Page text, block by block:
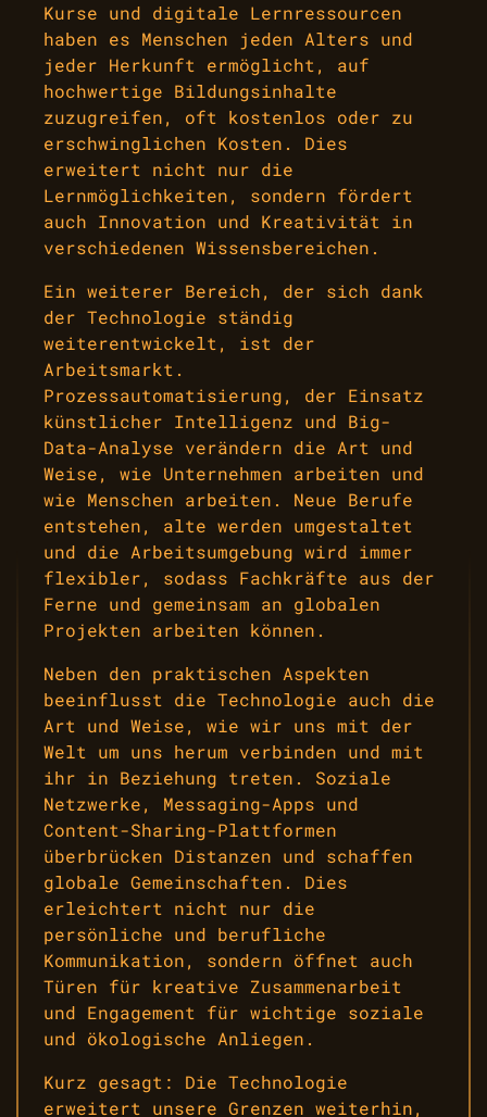
Kurse und digitale Lernressourcen
haben es Menschen jeden Alters und
jeder Herkunft ermöglicht, auf
hochwertige Bildungsinhalte
zuzugreifen, oft kostenlos oder zu
erschwinglichen Kosten. Dies
erweitert nicht nur die
Lernmöglichkeiten, sondern fördert
auch Innovation und Kreativität in
verschiedenen Wissensbereichen.
Ein weiterer Bereich, der sich dank
der Technologie ständig
weiterentwickelt, ist der
Arbeitsmarkt.
Prozessautomatisierung, der Einsatz
künstlicher Intelligenz und Big-
Data-Analyse verändern die Art und
Weise, wie Unternehmen arbeiten und
wie Menschen arbeiten. Neue Berufe
entstehen, alte werden umgestaltet
und die Arbeitsumgebung wird immer
flexibler, sodass Fachkräfte aus der
Ferne und gemeinsam an globalen
Projekten arbeiten können.
Neben den praktischen Aspekten
beeinflusst die Technologie auch die
Art und Weise, wie wir uns mit der
Welt um uns herum verbinden und mit
ihr in Beziehung treten. Soziale
Netzwerke, Messaging-Apps und
Content-Sharing-Plattformen
überbrücken Distanzen und schaffen
globale Gemeinschaften. Dies
erleichtert nicht nur die
persönliche und berufliche
Kommunikation, sondern öffnet auch
Türen für kreative Zusammenarbeit
und Engagement für wichtige soziale
und ökologische Anliegen.
Kurz gesagt: Die Technologie
erweitert unsere Grenzen weiterhin,